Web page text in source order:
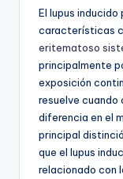
El lupus inducido
características
eritematoso
principalmente
exposición
resuelve
diferencia en el
principal
que el lupus
relacionado con